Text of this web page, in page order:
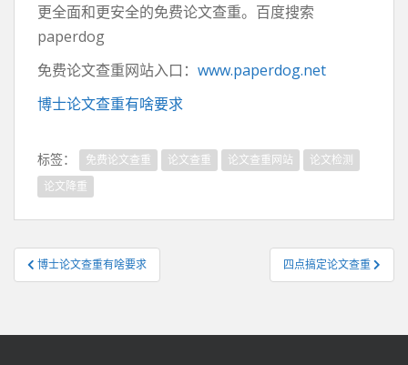
更全面和更安全的免费论文查重。百度搜索
paperdog
免费论文查重网站入口： www.paperdog.net
博士论文查重有啥要求
标签： 免费论文查重 论文查重 论文查重网站
论文检测
论文降重
文
章
航
博士论文查重有啥要求 四点搞定论文查重